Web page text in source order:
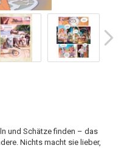
und Schätze finden – das
Nichts macht sie lieber,